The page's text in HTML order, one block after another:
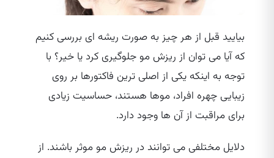
بیایید قبل از هر چیز به صورت ریشه‌ ای بررسی کنیم
که آیا می‌ توان از ریزش مو جلوگیری کرد یا خیر؟ با
توجه به اینکه یکی از اصلی‌ ترین فاکتورها بر روی
زیبایی چهره افراد، موها هستند، حساسیت زیادی
برای مراقبت از آن ها وجود دارد.
دلایل مختلفی می‌ توانند در ریزش مو موثر باشند. از